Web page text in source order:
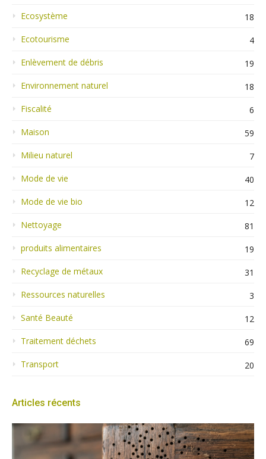
Ecosystème
18
Ecotourisme
4
Enlèvement de débris
19
Environnement naturel
18
Fiscalité
6
Maison
59
Milieu naturel
7
Mode de vie
40
Mode de vie bio
12
Nettoyage
81
produits alimentaires
19
Recyclage de métaux
31
Ressources naturelles
3
Santé Beauté
12
Traitement déchets
69
Transport
20
Articles récents